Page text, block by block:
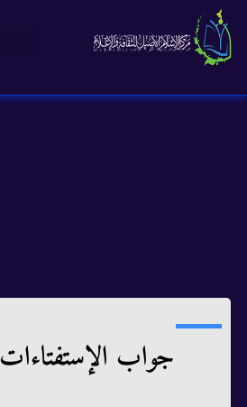
جواب الإستفتاءات